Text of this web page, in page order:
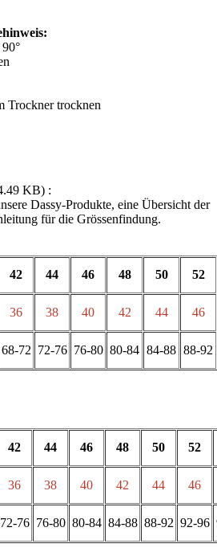
Trockner trocknen
KB) :
Dassy-Produkte, eine Übersicht der
für die Grössenfindung.
42 44 46 48 50 52
36 38 40 42 44 46
68-72 72-76 76-80 80-84 84-88 88-92
42 44 46 48 50 52
36 38 40 42 44 46
72-76 76-80 80-84 84-88 88-92 92-96